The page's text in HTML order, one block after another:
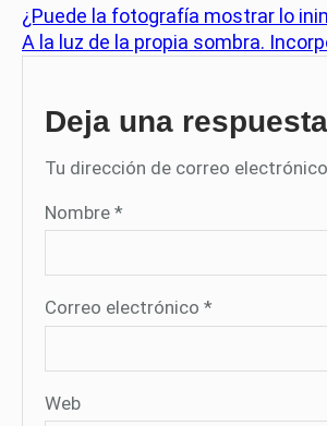
¿Puede la fotografía mostrar lo
A la luz de la propia sombra.
Deja una respuesta
Tu dirección de correo
Nombre *
Correo electrónico *
Web